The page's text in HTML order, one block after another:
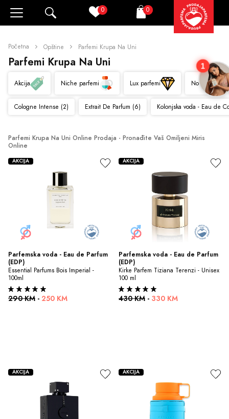
0 Korpa
0
Početna Opštine Parfemi Krupa Na Uni
Parfemi Krupa Na Uni
Akcija Niche parfemi Lux parfemi Novo
Cologne Intense (2) Extrait De Parfum (6) Kolonjska voda - Eau de
Parfemi Krupa Na Uni Online Prodaja - Pronađite Vaš Omiljeni Miris
Online
Parfemska voda - Eau de Parfum
(EDP)
Essential Parfums Bois Imperial -
100ml
290 KM - 250 KM
AKCIJA
Parfemska voda - Eau de Parfum
(EDP)
Kirke Parfem Tiziana Terenzi - Unisex
100 ml
430 KM - 330 KM
AKCIJA
AKCIJA AKCIJA
1